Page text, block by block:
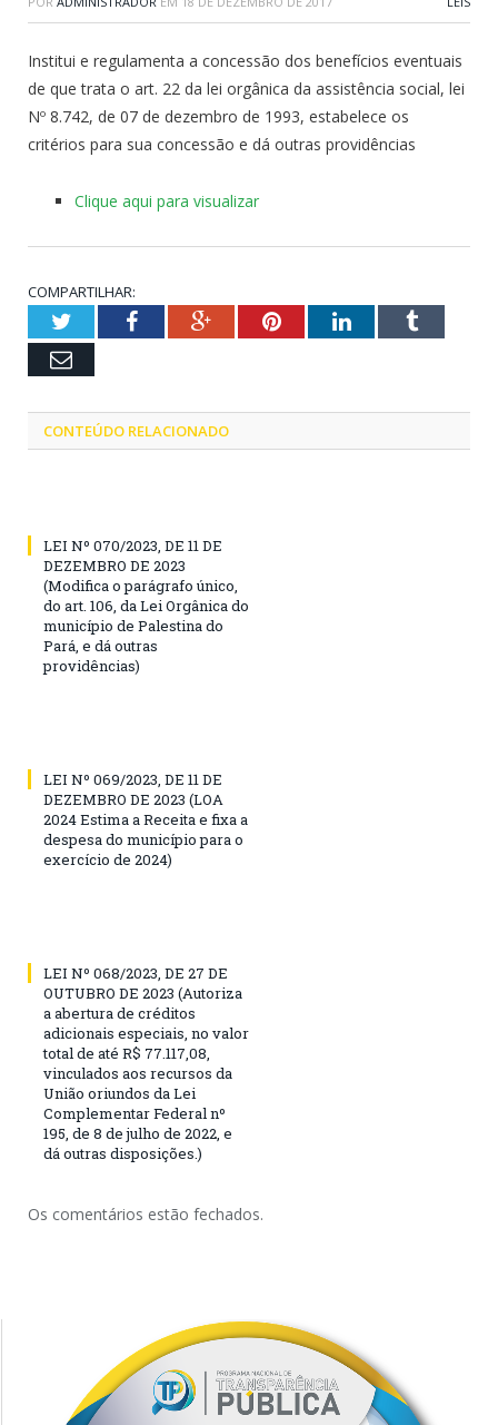
Institui e regulamenta a concessão dos benefícios eventuais
de que trata o art. 22 da lei orgânica da assistência social, lei
Nº 8.742, de 07 de dezembro de 1993, estabelece os
critérios para sua concessão e dá outras providências
Clique aqui para visualizar
COMPARTILHAR:
TwitterFacebookGoogle+PinterestLinkedInTumblr
Email
CONTEÚDO RELACIONADO
LEI Nº 070/2023, DE 11 DE
DEZEMBRO DE 2023
(Modifica o parágrafo único,
do art. 106, da Lei Orgânica do
município de Palestina do
Pará, e dá outras
providências)
LEI Nº 069/2023, DE 11 DE
DEZEMBRO DE 2023 (LOA
2024 Estima a Receita e fixa a
despesa do município para o
exercício de 2024)
LEI Nº 068/2023, DE 27 DE
OUTUBRO DE 2023 (Autoriza
a abertura de créditos
adicionais especiais, no valor
total de até R$ 77.117,08,
vinculados aos recursos da
União oriundos da Lei
Complementar Federal nº
195, de 8 de julho de 2022, e
dá outras disposições.)
Os comentários estão fechados.